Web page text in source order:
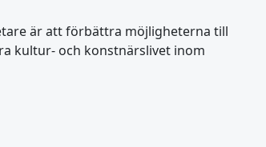
är att förbättra möjligheterna till
kultur- och konstnärslivet inom